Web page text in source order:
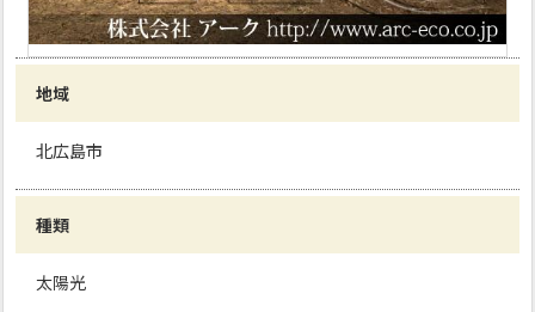
地域
北広島市
種類
太陽光